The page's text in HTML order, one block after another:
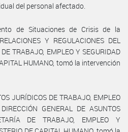
del personal afectado.
de Situaciones de Crisis de la
Y REGULACIONES DEL
TRABAJO, EMPLEO Y SEGURIDAD
HUMANO, tomó la intervención
JURÍDICOS DE TRABAJO, EMPLEO
GENERAL DE ASUNTOS
DE TRABAJO, EMPLEO Y